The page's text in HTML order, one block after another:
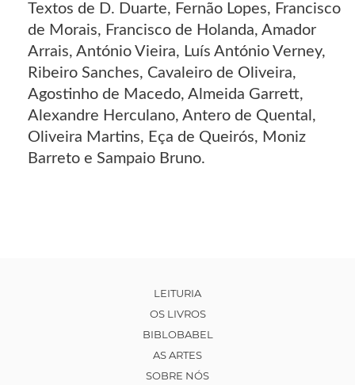
Textos de D. Duarte, Fernão Lopes, Francisco
de Morais, Francisco de Holanda, Amador
Arrais, António Vieira, Luís António Verney,
Ribeiro Sanches, Cavaleiro de Oliveira,
Agostinho de Macedo, Almeida Garrett,
Alexandre Herculano, Antero de Quental,
Oliveira Martins, Eça de Queirós, Moniz
Barreto e Sampaio Bruno.
LEITURIA
OS LIVROS
BIBLOBABEL
AS ARTES
SOBRE NÓS